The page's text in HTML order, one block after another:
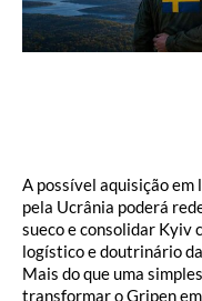
A possível aquisição em
pela Ucrânia poderá
sueco e consolidar Kyiv
logístico e doutrinário
Mais do que uma
transformar o Gripen